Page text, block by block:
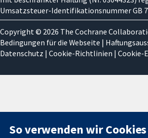
Umsatzsteuer-Identifikationsnummer GB
Copyright © 2026 The Cochrane
Bedingungen für die Webseite |
Datenschutz | Cookie-Richtlinien | Cookie-
So verwenden wir Cookies